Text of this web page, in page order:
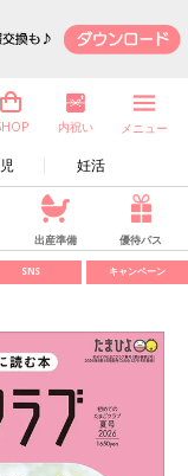
妊活
内祝い メニュー
出産準備 優待パス
SNS キャンペーン